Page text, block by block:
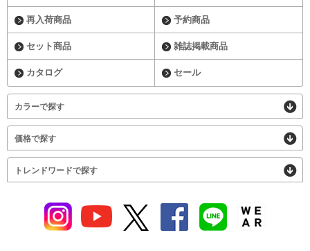
再入荷商品 予約商品
セット商品 雑誌掲載商品
カタログ セール
カラーで探す
価格で探す
トレンドワードで探す